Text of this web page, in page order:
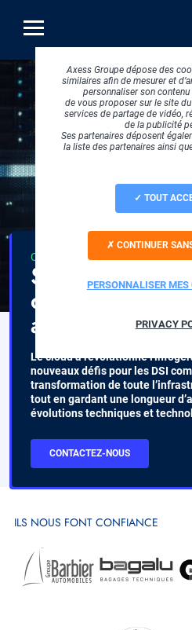
contenu
principal
THÉMATIQUE
CLOUD COMPUTING
Solution
cloud
adaptées et
Chapo
Le cloud a révolutionné
nouveaux défis pour les DSI
transformation de toute
tout en gardant une longueur
évolutions techniques et
Contact
CONTACTEZ-NOUS
ILS NOUS FONT CONFIANCE
Axess Groupe dépose des
similaires afin de mesurer et
personnaliser son
de vous proposer sur le site
services de partage de vidéo,
de la publicité
Ses partenaires déposent
la liste des partenaires ainsi
TOUT
CONTINUER
PERSONNALISER
PRIVACY